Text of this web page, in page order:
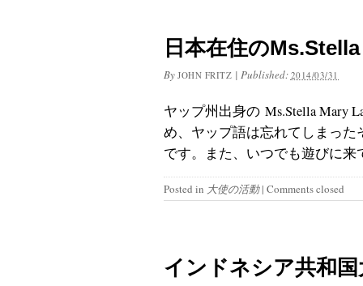
日本在住の
By JOHN FRITZ | Published: 2014/03/31
ヤップ州出身の Ms.Stella Mary
め、ヤップ語は忘れてしまっ
です。また、いつでも遊びに来
Posted in 大使の活動 | Comments closed
インドネシア共和